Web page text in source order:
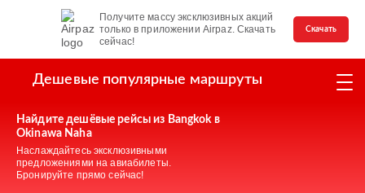
Получите массу эксклюзивных акций
только в приложении Airpaz. Скачать
сейчас!
Скачать
Дешевые популярные маршруты
Найдите дешёвые рейсы из Bangkok в
Okinawa Naha
Наслаждайтесь эксклюзивными
предложениями на авиабилеты.
Бронируйте прямо сейчас!